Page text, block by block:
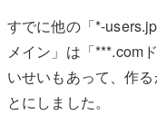
すでに他の「*-
メイン」は「***.com
いせいもあって、作
とにしました。